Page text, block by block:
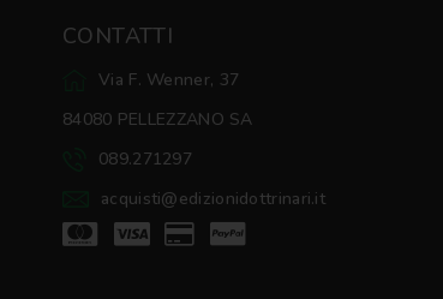
CONTATTI
Via F. Wenner, 37
84080 PELLEZZANO SA
089.271297
acquisti@edizionidottrinari.it